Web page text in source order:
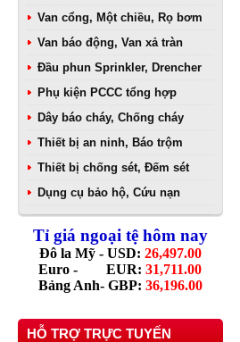
Van cổng, Một chiều, Rọ bơm
Van báo động, Van xả tràn
Đầu phun Sprinkler, Drencher
Phụ kiện PCCC tổng hợp
Dây báo cháy, Chống cháy
Thiết bị an ninh, Báo trộm
Thiết bị chống sét, Đếm sét
Dụng cụ bảo hộ, Cứu nạn
Tỉ giá ngoại tệ hôm nay
Đô la Mỹ - USD: 26,497.00
Euro - EUR: 31,711.00
Bảng Anh- GBP: 36,196.00
HỖ TRỢ TRỰC TUYẾN